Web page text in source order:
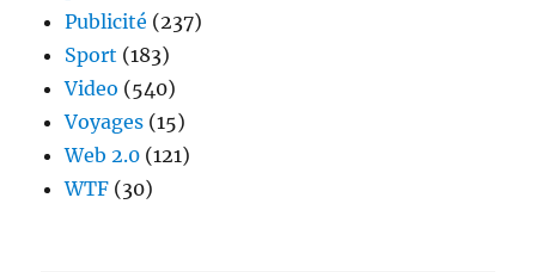
Publicité (237)
Sport (183)
Video (540)
Voyages (15)
Web 2.0 (121)
WTF (30)